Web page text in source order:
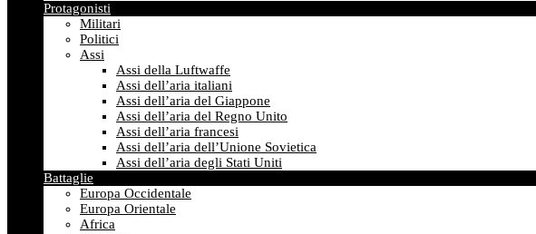
Protagonisti
Militari
Politici
Assi
Assi della Luftwaffe
Assi dell’aria italiani
Assi dell’aria del Giappone
Assi dell’aria del Regno Unito
Assi dell’aria francesi
Assi dell’aria dell’Unione Sovietica
Assi dell’aria degli Stati Uniti
Battaglie
Europa Occidentale
Europa Orientale
Africa